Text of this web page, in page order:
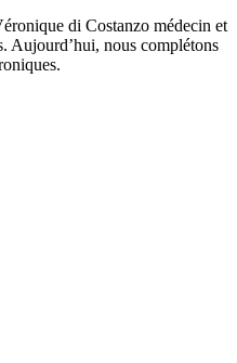
di Costanzo médecin et
Aujourd’hui, nous complétons